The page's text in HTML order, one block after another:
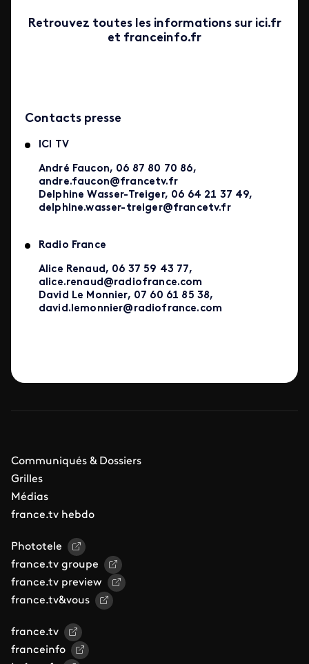
Retrouvez toutes les informations sur ici.fr
et franceinfo.fr
Contacts presse
ICI TV
André Faucon, 06 87 80 70 86,
andre.faucon@francetv.fr
Delphine Wasser-Treiger, 06 64 21 37 49,
delphine.wasser-treiger@francetv.fr
Radio France
Alice Renaud, 06 37 59 43 77,
alice.renaud@radiofrance.com
David Le Monnier, 07 60 61 85 38,
david.lemonnier@radiofrance.com
Communiqués & Dossiers
Grilles
Médias
france.tv hebdo
Phototele
france.tv groupe
france.tv preview
france.tv&vous
france.tv
franceinfo